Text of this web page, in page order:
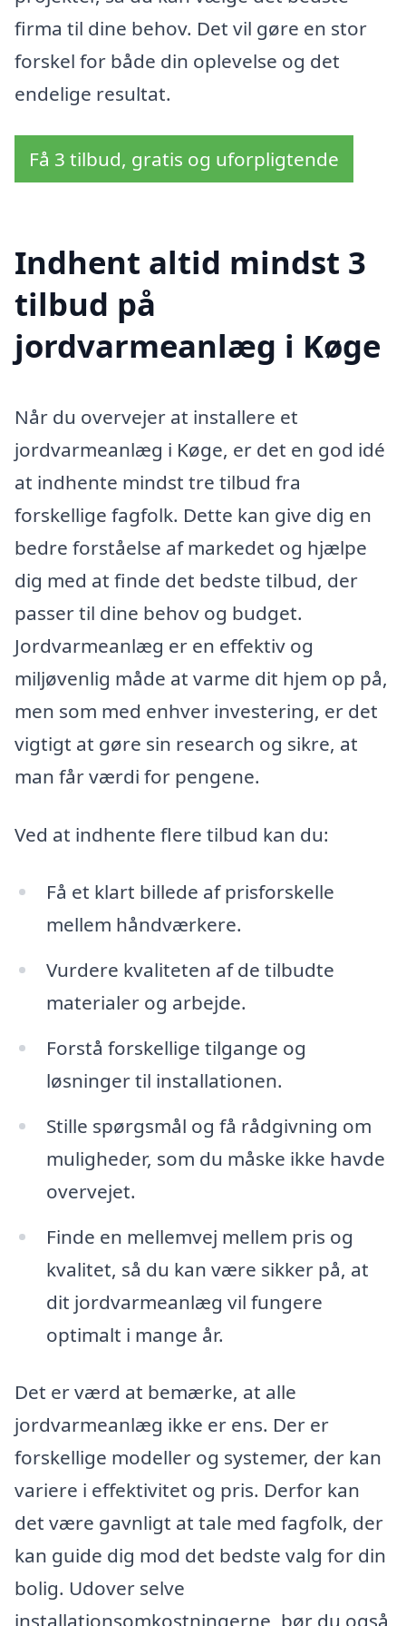
firma til dine behov. Det vil gøre en stor
forskel for både din oplevelse og det
endelige resultat.
Få 3 tilbud, gratis og uforpligtende
Indhent altid mindst 3
tilbud på
jordvarmeanlæg i Køge
Når du overvejer at installere et
jordvarmeanlæg i Køge, er det en god idé
at indhente mindst tre tilbud fra
forskellige fagfolk. Dette kan give dig en
bedre forståelse af markedet og hjælpe
dig med at finde det bedste tilbud, der
passer til dine behov og budget.
Jordvarmeanlæg er en effektiv og
miljøvenlig måde at varme dit hjem op på,
men som med enhver investering, er det
vigtigt at gøre sin research og sikre, at
man får værdi for pengene.
Ved at indhente flere tilbud kan du:
Få et klart billede af prisforskelle
mellem håndværkere.
Vurdere kvaliteten af de tilbudte
materialer og arbejde.
Forstå forskellige tilgange og
løsninger til installationen.
Stille spørgsmål og få rådgivning om
muligheder, som du måske ikke havde
overvejet.
Finde en mellemvej mellem pris og
kvalitet, så du kan være sikker på, at
dit jordvarmeanlæg vil fungere
optimalt i mange år.
Det er værd at bemærke, at alle
jordvarmeanlæg ikke er ens. Der er
forskellige modeller og systemer, der kan
variere i effektivitet og pris. Derfor kan
det være gavnligt at tale med fagfolk, der
kan guide dig mod det bedste valg for din
bolig. Udover selve
installationsomkostningerne, bør du også